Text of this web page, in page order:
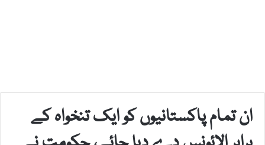
ان تمام پاکستانیوں کو ایک تنخواہ کے